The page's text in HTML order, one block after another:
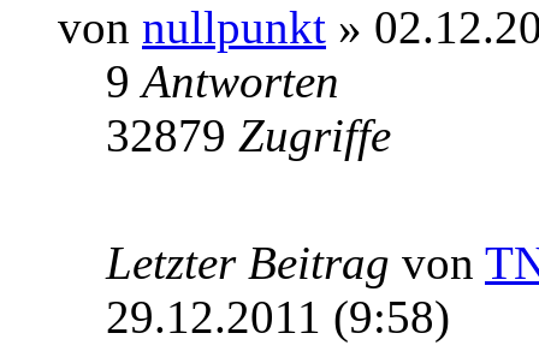
von nullpunkt »
9Antworten
32879 Zugriffe
Letzter Beitrag von
29.12.2011 (9:58)